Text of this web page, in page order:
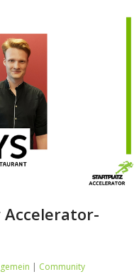
| Community